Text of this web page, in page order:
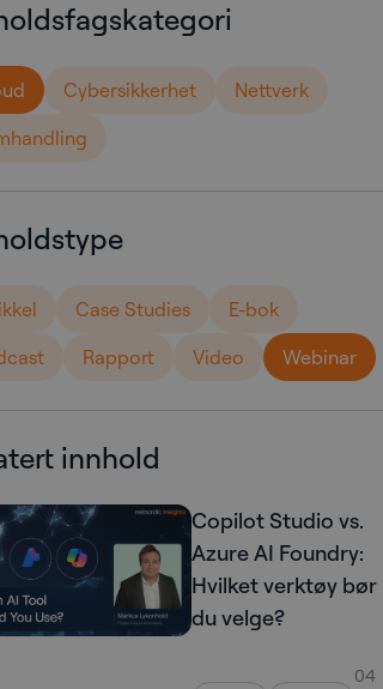
Cybersikkerhet
Nettverk
Case Studies
E-bok
Rapport Video Webinar
innhold
Copilot Studio vs.
Azure AI Foundry:
Hvilket verktøy bør
du velge?
04